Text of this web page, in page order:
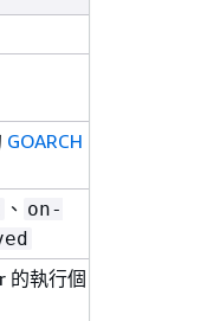
GOARCH
、 on-
的執行個